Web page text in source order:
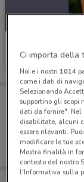
Scade il 31/08
Porta
Puoi
dal
Ci importa della
Noi e i nostri 1014
come i dati di
Selezionando
supportino gli scopi
dati da fornire". Nel
disabilitate, alcuni
essere rilevanti.
modificare le tue
Mostra finalità in
contesto del nostro
l'Informativa sulla